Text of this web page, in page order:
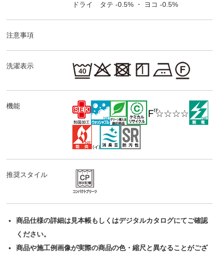
ドライ タテ-0.5% ・ ヨコ-0.5%
注意事項
洗濯表示
機能
推奨スタイル
商品仕様の詳細は見本帳もしくはデジタルカタログにてご確認
ください。
商品や施工例画像が実際の商品の色・縮尺と異なることがござ